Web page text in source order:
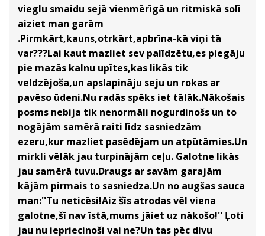
vieglu smaidu sejā vienmērīgā un ritmiskā solī
aiziet man garām
.Pirmkārt,kauns,otrkārt,apbrīna-kā viņi tā
var???Lai kaut mazliet sev palīdzētu,es piegāju
pie mazās kalnu upītes,kas likās tik
veldzējoša,un apslapināju seju un rokas ar
pavēso ūdeni.Nu radās spēks iet tālāk.Nākošais
posms nebija tik nenormāli nogurdinošs un to
nogājām samērā raiti līdz sasniedzām
ezeru,kur mazliet pasēdējam un atpūtāmies.Un
mirkli vēlāk jau turpinājām ceļu. Galotne likās
jau samērā tuvu.Draugs ar savām garajām
kājām pirmais to sasniedza.Un no augšas sauca
man:''Tu neticēsi!Aiz šīs atrodas vēl viena
galotne,šī nav īstā,mums jāiet uz nākošo!'' Ļoti
jau nu iepriecinoši vai ne?Un tas pēc divu